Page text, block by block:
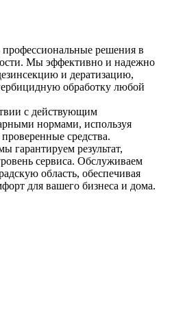
решения в
Мы эффективно и надежно
и дератизацию,
обработку любой
с действующим
нормами, используя
средства.
гарантируем результат,
сервиса. Обслуживаем
область, обеспечивая
для вашего бизнеса и дома.